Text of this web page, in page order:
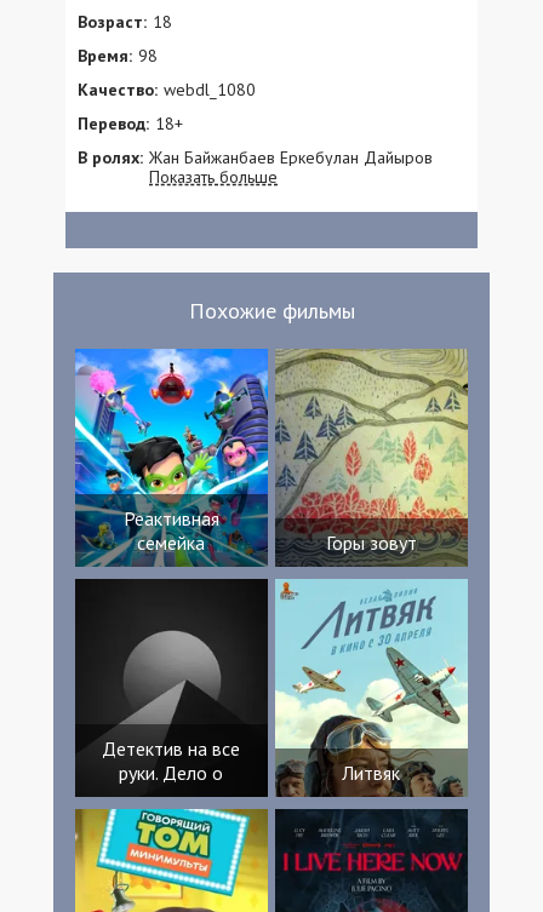
Возраст: 18
Время: 98
Качество: webdl_1080
Перевод: 18+
В ролях: Жан Байжанбаев Еркебулан Дайыров
Сергей Уфимцев Елжас Рахим Анатолий
Калиева Данагуль Темирсултанова
Показать больше
Похожие фильмы
Реактивная
семейка
Горы зовут
Детектив на все
руки. Дело о
Литвяк